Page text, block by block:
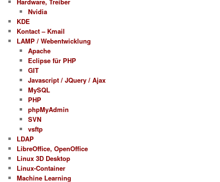
Nvidia
KDE
Kontact – Kmail
LAMP / Webentwicklung
Apache
Eclipse für PHP
GIT
Javascript / JQuery / Ajax
MySQL
PHP
phpMyAdmin
SVN
vsftp
LDAP
LibreOffice, OpenOffice
Linux 3D Desktop
Linux-Container
Machine Learning